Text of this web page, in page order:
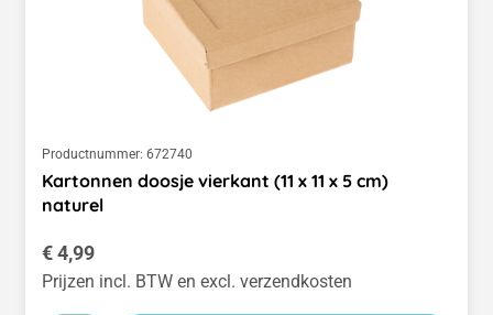
Productnummer: 672740
Kartonnen doosje vierkant (11 x 11 x 5 cm)
naturel
Normale prijs:
€ 4,99
Prijzen incl. BTW en excl. verzendkosten